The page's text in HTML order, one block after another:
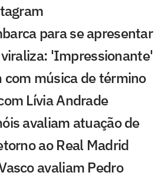
para se apresentar
'Impressionante'
com música de término
Lívia Andrade
avaliam atuação de
ao Real Madrid
avaliam Pedro